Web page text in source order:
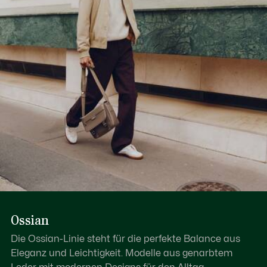
1 Trolley-Schlaufe, 1 Laptopfach
2 flache Fächer, 3 Fächer mit Reißverschluss,
1 Schlüsselring
Zum Tragen über der Schulter oder in der Hand
Erfahren Sie hier mehr
Ossian
Die Ossian-Linie steht für die perfekte Balance aus
Eleganz und Leichtigkeit. Modelle aus genarbtem